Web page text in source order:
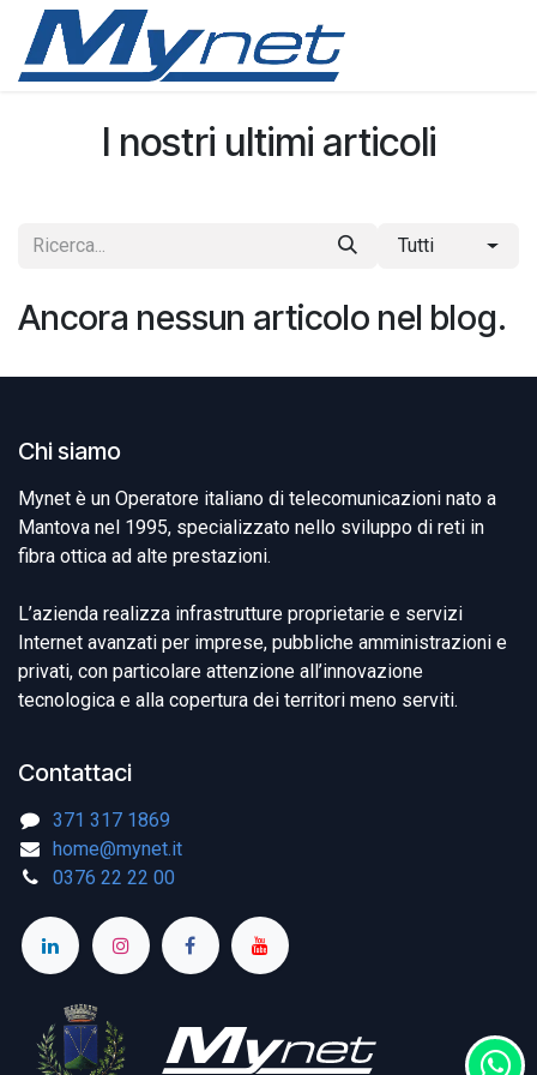
Passa al contenuto
I nostri ultimi articoli
Tutti
Ancora nessun articolo nel blog.
Chi siamo
Mynet è un Operatore italiano di telecomunicazioni nato a
Mantova nel 1995, specializzato nello sviluppo di reti in
fibra ottica ad alte prestazioni.
L’azienda realizza infrastrutture proprietarie e servizi
Internet avanzati per imprese, pubbliche amministrazioni e
privati, con particolare attenzione all’innovazione
tecnologica e alla copertura dei territori meno serviti.
Contattaci
371 317 1869
home@mynet.it
0376 22 22 00